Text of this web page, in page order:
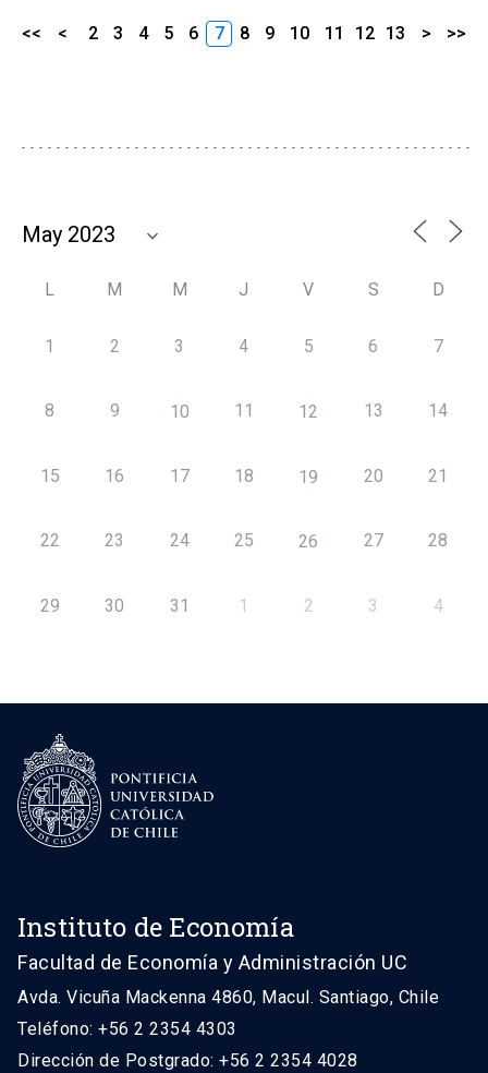
<< < 2 3 4 5 6 7 8 9 10 11 12 13 > >>
L M M J V S D
1 2 3 4 5 6 7
8 9 10 11 12 13 14
15 16 17 18 19 20 21
22 23 24 25 26 27 28
29 30 31 1 2 3 4
Instituto de Economía
Facultad de Economía y Administración UC
Avda. Vicuña Mackenna 4860, Macul. Santiago, Chile
Teléfono: +56 2 2354 4303
Dirección de Postgrado: +56 2 2354 4028